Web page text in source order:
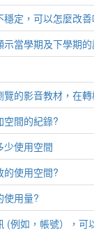
定，可以怎麼改善
當學期及下學期
的影音教材，在
空間的紀錄?
少使用空間
的使用空間?
使用量?
(例如，帳號），可